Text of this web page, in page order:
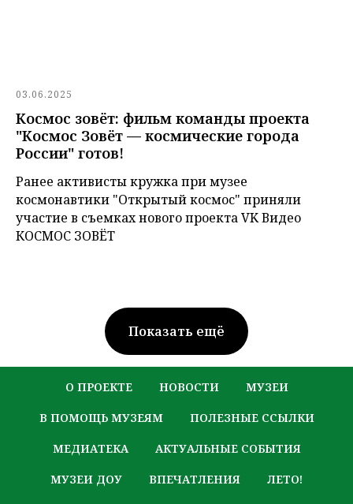
03.06.2025
Космос зовёт: фильм команды проекта
"Космос Зовёт — космические города
России" готов!
Ранее активисты кружка при музее
космонавтики "Открытый космос" приняли
участие в съемках нового проекта VK Видео
КОСМОС ЗОВЁТ
Показать ещё
О ПРОЕКТЕ НОВОСТИ МУЗЕИ
В ПОМОЩЬ МУЗЕЯМ ПОЛЕЗНЫЕ ССЫЛКИ
МЕДИАТЕКА АКТУАЛЬНЫЕ СОБЫТИЯ
МУЗЕИ ДОУ ВПЕЧАТЛЕНИЯ ЛЕТО!